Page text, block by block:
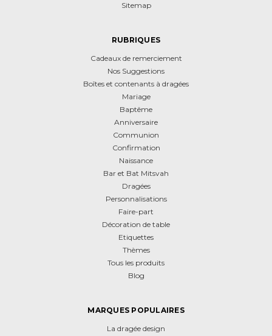
Sitemap
RUBRIQUES
Cadeaux de remerciement
Nos Suggestions
Boîtes et contenants à dragées
Mariage
Baptême
Anniversaire
Communion
Confirmation
Naissance
Bar et Bat Mitsvah
Dragées
Personnalisations
Faire-part
Décoration de table
Etiquettes
Thèmes
Tous les produits
Blog
MARQUES POPULAIRES
La dragée design